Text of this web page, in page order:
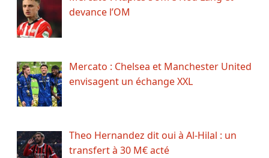
devance l’OM
Mercato : Chelsea et Manchester United
envisagent un échange XXL
Theo Hernandez dit oui à Al-Hilal : un
transfert à 30 M€ acté